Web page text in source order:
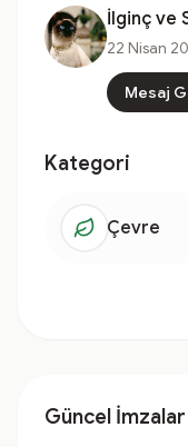
İlginç ve
22 Nisan
Mesaj
Kategori
Çevre
Güncel İmzalar